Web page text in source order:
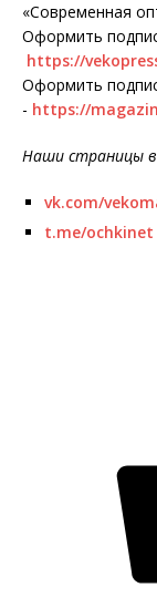
«Современная
Оформить
https://
Оформить
- https://
Наши страницы в
vk.com/
t.me/ochkinet